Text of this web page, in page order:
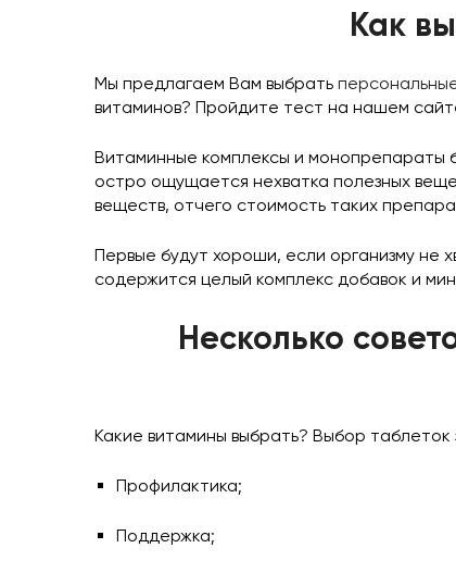
Как
Мы предлагаем Вам выбрать
витаминов? Пройдите тест на нашем
Витаминные комплексы и монопрепараты
остро ощущается нехватка полезных
веществ, отчего стоимость таких
Первые будут хороши, если организму не
содержится целый комплекс добавок и
Несколько
Какие витамины выбрать? Выбор таблеток
Профилактика;
Поддержка;